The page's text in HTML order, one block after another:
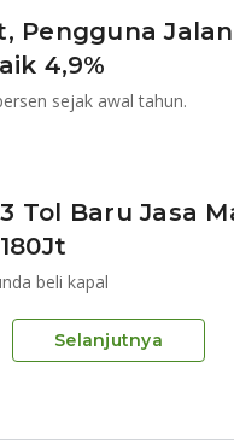
Pengguna
4,9%
sejak awal tahun.
Tol Baru Jasa
beli kapal
Selanjutnya